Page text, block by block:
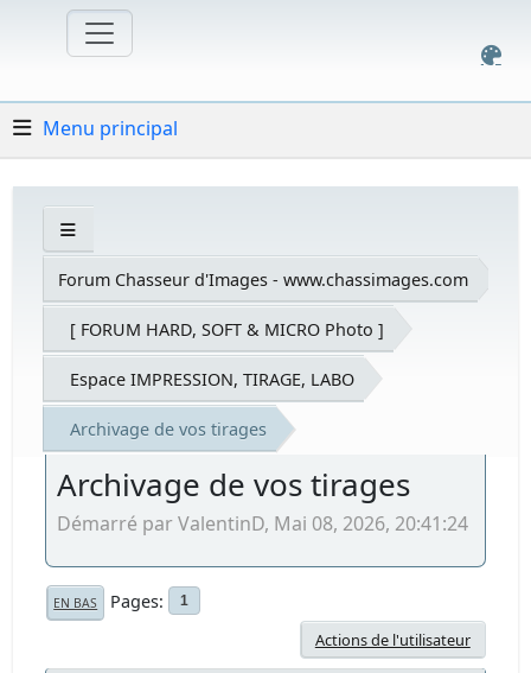
Menu principal
Forum Chasseur d'Images - www.chassimages.com
[ FORUM HARD, SOFT & MICRO Photo ]
Espace IMPRESSION, TIRAGE, LABO
Archivage de vos tirages
Archivage de vos tirages
Démarré par ValentinD, Mai 08, 2026, 20:41:24
EN BAS Pages 1
Actions de l'utilisateur